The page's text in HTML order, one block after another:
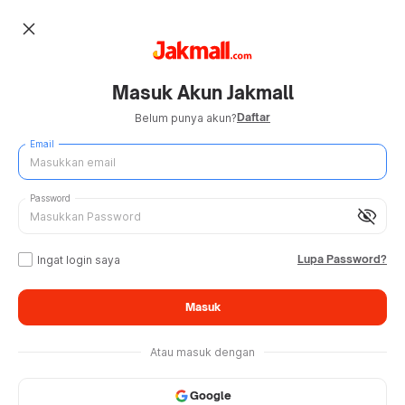
close
Masuk Akun Jakmall
Belum punya akun?Daftar
Email
visibility_off
Password
Ingat login saya Lupa Password?
Masuk
Atau masuk dengan
Google